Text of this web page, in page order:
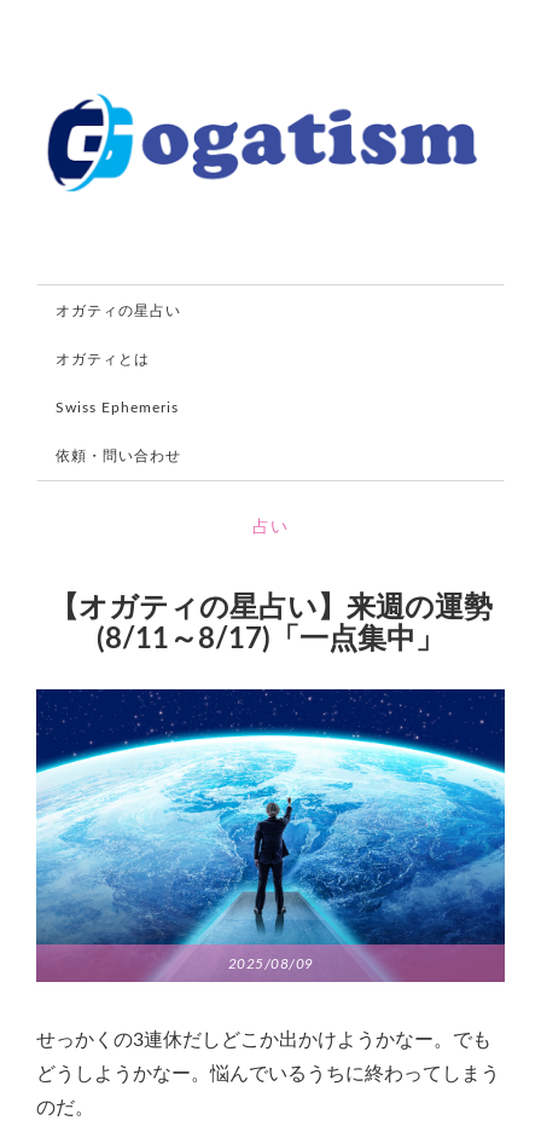
オガティの星占い
オガティとは
Swiss Ephemeris
依頼・問い合わせ
占い
【オガティの星占い】来週の運勢
(8/11～8/17)「一点集中」
2025/08/09
せっかくの3連休だしどこか出かけようかなー。でも
どうしようかなー。悩んでいるうちに終わってしまう
のだ。